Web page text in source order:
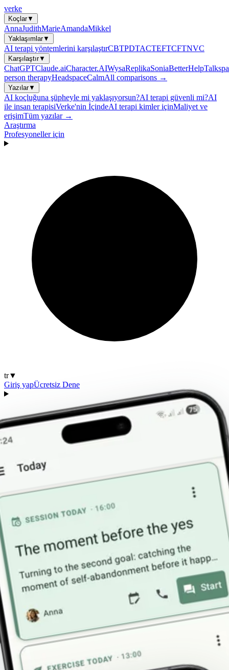
verke
Koçlar▼
AnnaJudithMarieAmandaMikkel
Yaklaşımlar▼
AI terapi yöntemlerini karşılaştırCBTPDTACTEFTCFTNVC
Karşılaştır▼
ChatGPTClaude.aiCharacter.AIWysaReplikaSoniaBetterHelp
person therapyHeadspaceCalmAll comparisons →
Yazılar▼
AI koçluğuna şüpheyle mi yaklaşıyorsun?AI terapi güvenli mi?AI
ile insan terapisiVerke'nin İçindeAI terapi kimler içinMaliyet ve
erişimTüm yazılar →
Araştırma
Profesyoneller için
tr▼
Giriş yapÜcretsiz Dene